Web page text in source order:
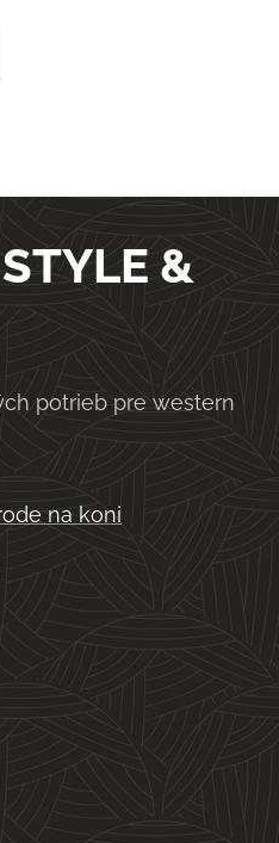
&
potrieb pre western
na koni